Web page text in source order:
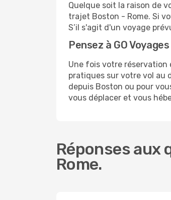
Quelque soit la raison de
trajet Boston - Rome. Si
S’il s'agit d'un voyage
Pensez à GO
Une fois votre réservation
pratiques sur votre vol au
depuis Boston ou pour
vous déplacer et vous
Réponses aux
Rome.